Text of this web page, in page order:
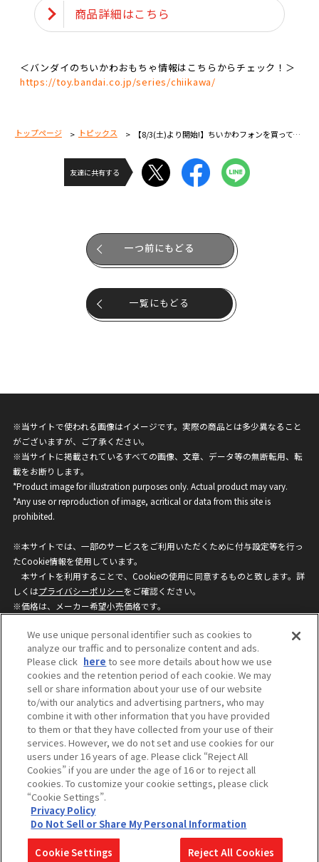
商品詳細はこちら
＜バンダイのちいかわおもちゃ情報はこちらからチェック！＞
https://toy.bandai.co.jp/series/chiikawa/
トップページ トピックス 【8/3(土)より開始!】ちいかわフォンを買ってもらえる！オリジナルシールゲットキャンペーン
友達に共有する
一つ前にもどる
一覧にもどる
※当サイトで使われる画像はイメージです。実際の商品とは多少異なること
がございますが、ご了承ください。
※当サイトに掲載されているすべての画像、文章、データ等の無断転用、転
載をお断りします。
*Product image for illustration purposes only. Actual product may vary.
*Any use or reproduction of image, acritical or data from this site is
prohibited.
※本サイトでは、一部のサービスをご利用いただくために付与設定等を行っ
たCookie情報を使用しています。
本サイトを利用することで、Cookieの使用に同意するものと致します。詳
しくはプライバシーポリシーをご確認ください。
※価格は、メーカー希望小売価格です。
ざいますのでご了承ください。
privacypolicy
Do Not Sell or Share My
Personal Information
ウェブサイトご利用条件
ソーシャルメディアポリシー
個人情報保護方針
お問い合わせ
©BANDAI
コピーライト一覧を表示する
We use unique personal identifier such as cookies to
analyze our traffic and to personalize content and ads.
Please click here to see more details about how we use
cookies and the retention period of each cookie. We may
sell or share information about your use of our website
to/with our analytics and advertising partners, who may
combine it with other information that you have provided
to them or that they have collected from your use of their
services. However, we do not set and use cookies for our
users under 16 years of age. Please click “Reject All
Cookies” if you are under the age of 16 or to reject all
cookies. To customize your cookie settings, please click
“Cookie Settings”.
Privacy Policy
Do Not Sell or Share My Personal Information
Cookie Settings Reject All Cookies